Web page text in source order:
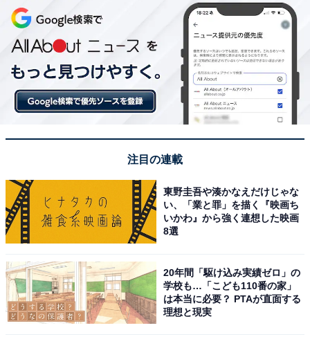
停電・防災対策をスマートに行いたい人には、おすすめ
の商品といえそうです。
あわせて読みたい
【Amazonお買い得情報】マキタ「インパク
トレンチ」が特別価格で登場中【5月20日】
注目の連載
東野圭吾や湊かなえだけじゃな
い、「業と罪」を描く『映画ち
いかわ』から強く連想した映画
8選
20年間「駆け込み実績ゼロ」の
学校も…「こども110番の家」
は本当に必要？ PTAが直面する
理想と現実